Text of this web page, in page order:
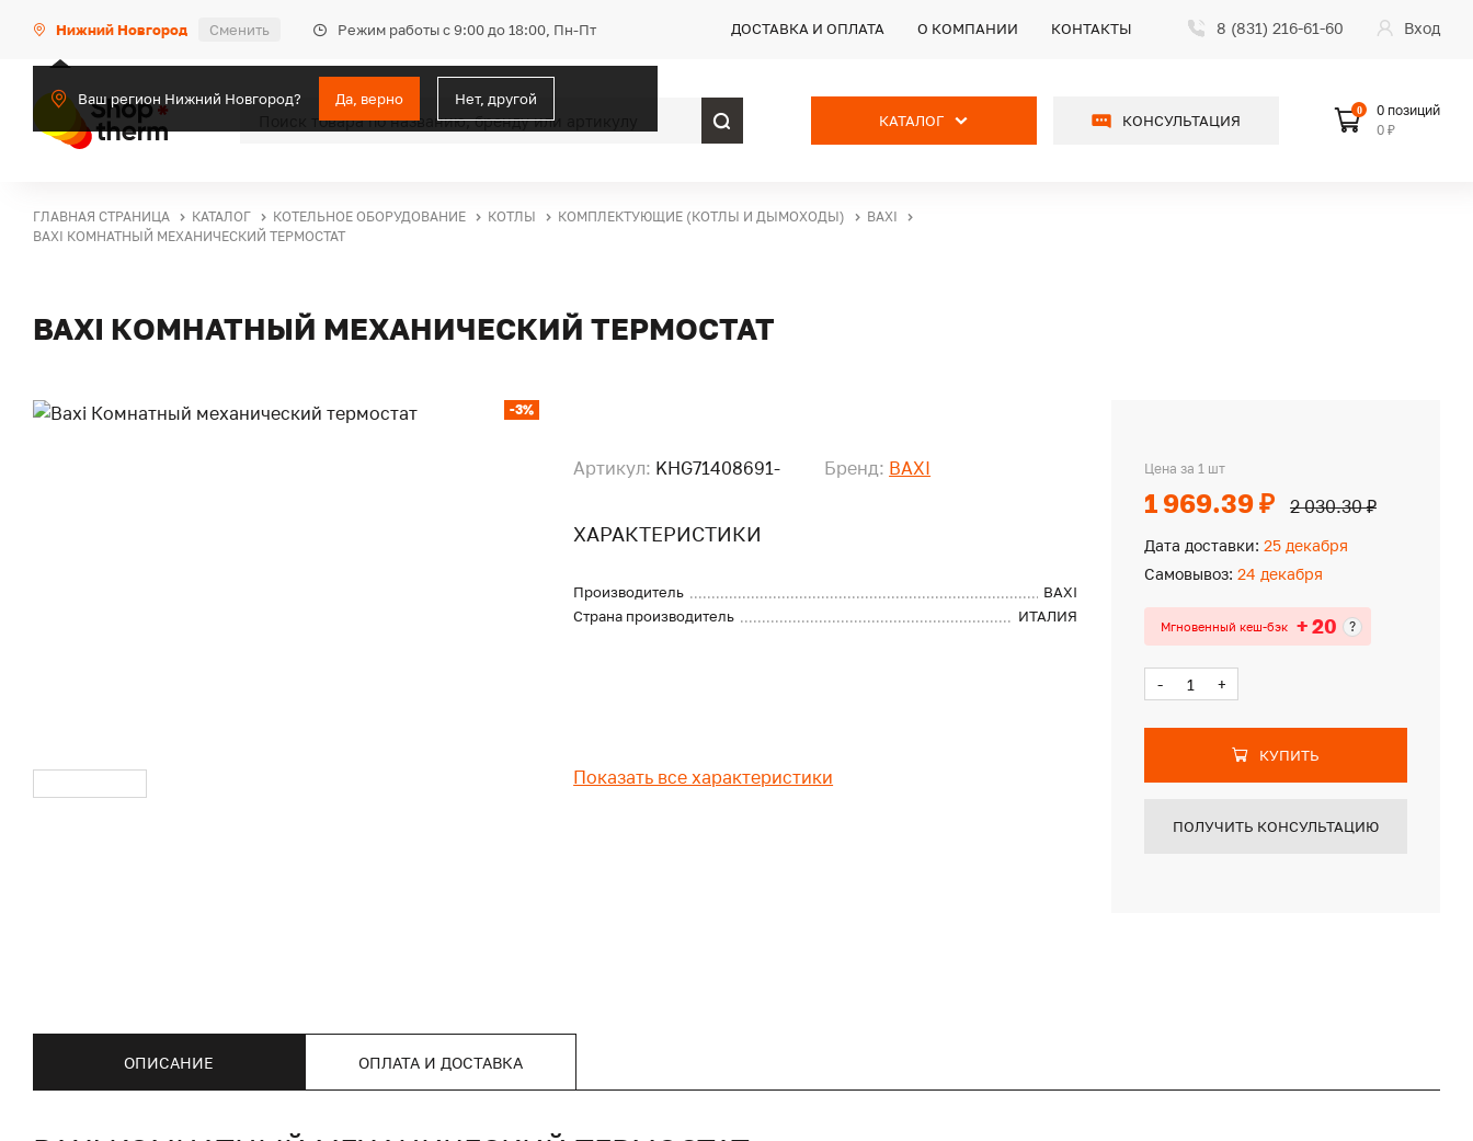
Нижний Новгород Сменить Режим работы с 9:00 до 18:00, Пн-Пт
Ваш регион Нижний Новгород? Да, верно Нет, другой
ДОСТАВКА И ОПЛАТА О КОМПАНИИ КОНТАКТЫ 8 (831) 216-61-60 Вход
КАТАЛОГ КОНСУЛЬТАЦИЯ
0
0 позиций
0 ₽
ГЛАВНАЯ СТРАНИЦА КАТАЛОГ КОТЕЛЬНОЕ ОБОРУДОВАНИЕ КОТЛЫ КОМПЛЕКТУЮЩИЕ (КОТЛЫ И ДЫМОХОДЫ)
BAXI
BAXI КОМНАТНЫЙ МЕХАНИЧЕСКИЙ ТЕРМОСТАТ
BAXI КОМНАТНЫЙ МЕХАНИЧЕСКИЙ ТЕРМОСТАТ
-3%
Артикул: KHG71408691- Бренд: BAXI
ХАРАКТЕРИСТИКИ
Производитель
BAXI
Страна производитель
ИТАЛИЯ
Показать все характеристики
Цена за 1 шт
1 969.39 ₽ 2 030.30 ₽
Дата доставки: 25 декабря
Самовывоз: 24 декабря
Мгновенный кеш-бэк + 20 ?
- +
КУПИТЬ
ПОЛУЧИТЬ КОНСУЛЬТАЦИЮ
ОПИСАНИЕ ОПЛАТА И ДОСТАВКА